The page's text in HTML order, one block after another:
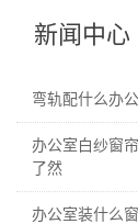
新闻中心
弯轨配什么办
办公室白纱窗
了然
办公室装什么